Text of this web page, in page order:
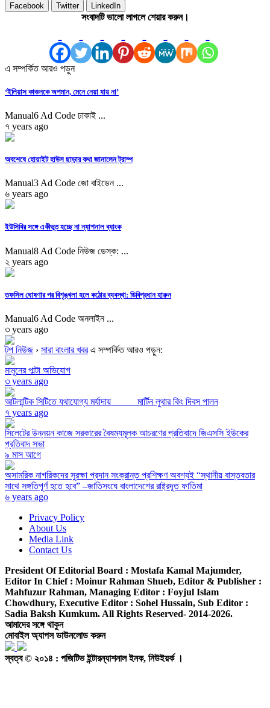
Facebook Twitter LinkedIn
সংবাদটি ভালো লাগলে শেয়ার করুন।
এ সম্পর্কিত আরও পড়ুন
‘ইলিয়াস কাঞ্চনকে অপমান, মেনে নেয়া যায় না’
Manual6 Ad Code ঢাকাই ...
৭ years ago
অবশেষে হোয়াইট হাউস ছাড়ার কথা জানালেন ট্রাম্প
Manual3 Ad Code জো বাইডেন ...
৬ years ago
ইউসিবির সঙ্গে একীভূত হচ্ছে না ন্যাশনাল ব্যাংক
Manual8 Ad Code নিউজ ডেস্ক: ...
২ years ago
তফসিল ঘোষণার পর বিশৃঙ্খলা হলে কঠোর ব্যবস্থা: ডিবিপ্রধান হারুন
Manual6 Ad Code অনলাইন ...
৩ years ago
টপ নিউজ › সারা বাংলার খবরএ সম্পর্কিত আরও পড়ুন:
মামুনের পাল্টা অভিযোগ
৩ years ago
আটলান্টিক সিটিতে যথাযোগ্য মর্যাদায় মার্টিন লুথার কিং দিবস পালন
৭ years ago
সিলেটের উন্নয়ন কাজে সরকারের বৈষম্যমূলক আচরণের প্রতিবাদে জিএসসি ইউকের
প্রতিবাদ সভা
৯ মাস আগে
অসামরিক নাগরিকদের সুরক্ষা প্রদান সংক্রান্ত প্রশিক্ষণ অবশ্যই “স্থানীয় বাস্তবতার
সাথে সঙ্গতিপূর্ণ হতে হবে” –জাতিসংঘে বাংলাদেশের রাষ্ট্রদূত ফাতিমা
৬ years ago
Privacy Policy
About Us
Media Link
Contact Us
President Of Editorial Board : Mostafa Kamal Majumder,
Editor In Chief : Moinur Rahman Shueb, Editor & Publisher :
Mahfuzur Rahman, Managing Editor : Foyjul Islam
Chowdhury, Executive Editor : Sohel Hussain, Sub Editor :
Sadia Baksh Kumkum. All Rights Reserved- 2014-2026.
আমাদের সঙ্গে থাকুন
মোবাইল অ্যাপস ডাউনলোড করুন
স্বত্ব © ২০১৪ : পজিটিভ ইন্টারন্যাশনাল ইনক, নিউইয়র্ক ।